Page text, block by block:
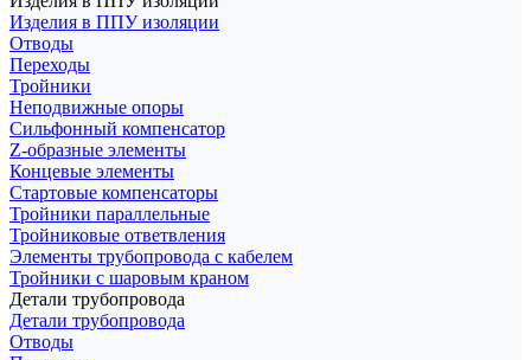
Изделия в ППУ изоляции
Отводы
Переходы
Тройники
Неподвижные опоры
Cильфонный компенсатор
Z-образные элементы
Концевые элементы
Стартовые компенсаторы
Тройники параллельные
Тройниковые ответвления
Элементы трубопровода с кабелем
Тройники с шаровым краном
Детали трубопровода
Детали трубопровода
Отводы